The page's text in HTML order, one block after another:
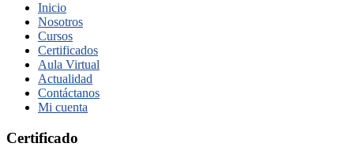
Inicio
Nosotros
Cursos
Certificados
Aula Virtual
Actualidad
Contáctanos
Mi cuenta
Certificado